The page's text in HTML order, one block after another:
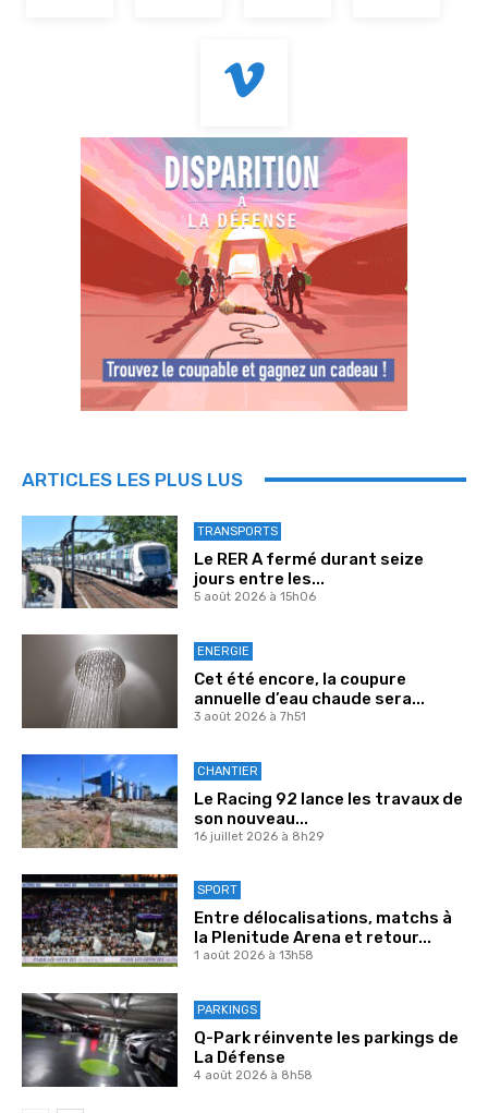
ARTICLES LES PLUS LUS
TRANSPORTS
Le RER A fermé durant seize
jours entre les...
5 août 2026 à 15h06
ENERGIE
Cet été encore, la coupure
annuelle d’eau chaude sera...
3 août 2026 à 7h51
CHANTIER
Le Racing 92 lance les travaux de
son nouveau...
16 juillet 2026 à 8h29
SPORT
Entre délocalisations, matchs à
la Plenitude Arena et retour...
1 août 2026 à 13h58
PARKINGS
Q-Park réinvente les parkings de
La Défense
4 août 2026 à 8h58